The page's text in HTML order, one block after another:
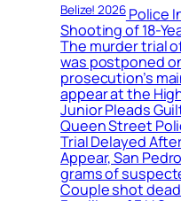
Belize! 2026Police
Shooting of 18-
The murder trial
was postponed
prosecution’s
appear at the
Junior Pleads
Queen Street
Trial Delayed
Appear, San
grams of
Couple shot